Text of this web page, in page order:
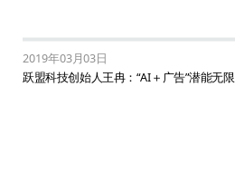
2019年03月03日
跃盟科技创始人王冉：“AI＋广告”潜能无限